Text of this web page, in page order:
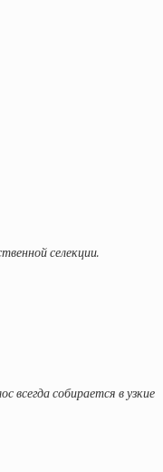
селекции.
всегда собирается в узкие